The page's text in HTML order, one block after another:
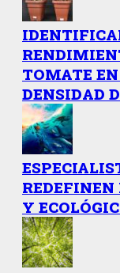
TOMATE
DENSIDAD
Y